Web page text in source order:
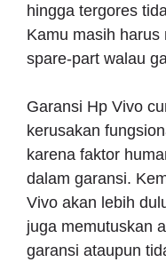
hingga tergores
Kamu masih harus
spare-part walau
Garansi Hp Vivo
kerusakan
karena faktor
dalam garansi.
Vivo akan lebih
juga memutuskan
garansi ataupun